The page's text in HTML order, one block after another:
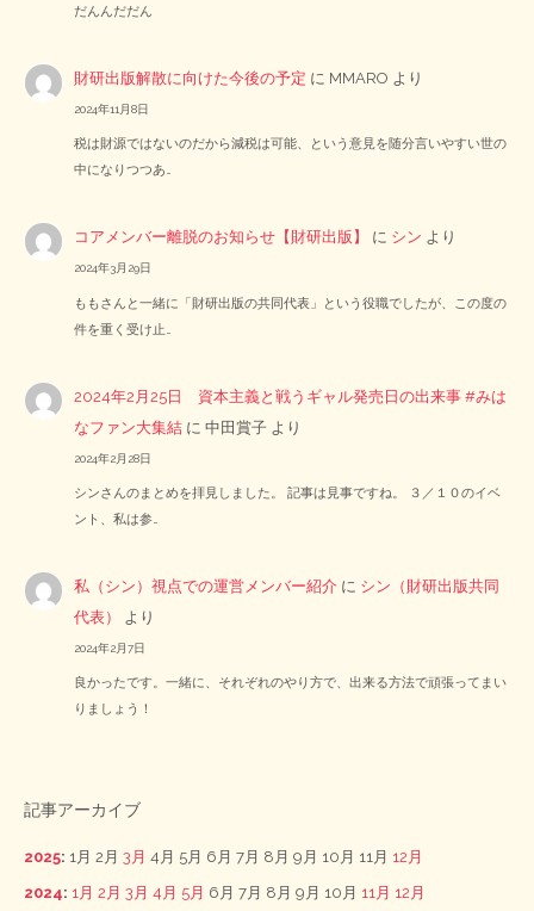
だんんだだん
財研出版解散に向けた今後の予定 に MMARO より
2024年11月8日
税は財源ではないのだから減税は可能、という意見を随分言いやすい世の
中になりつつあ…
コアメンバー離脱のお知らせ【財研出版】 に シン より
2024年3月29日
ももさんと一緒に「財研出版の共同代表」という役職でしたが、この度の
件を重く受け止…
2024年2月25日 資本主義と戦うギャル発売日の出来事 #みは
なファン大集結 に中田賞子 より
2024年2月28日
シンさんのまとめを拝見しました。 記事は見事ですね。 ３／１０のイベ
ント、私は参…
私（シン）視点での運営メンバー紹介 に シン（財研出版共同
代表）
より
2024年2月7日
良かったです。一緒に、それぞれのやり方で、出来る方法で頑張ってまい
りましょう！
記事アーカイブ
2025: 1月 2月 3月 4月 5月 6月 7月 8月 9月 10月 11月 12月
2024: 1月 2月 3月 4月 5月 6月 7月 8月 9月 10月 11月 12月